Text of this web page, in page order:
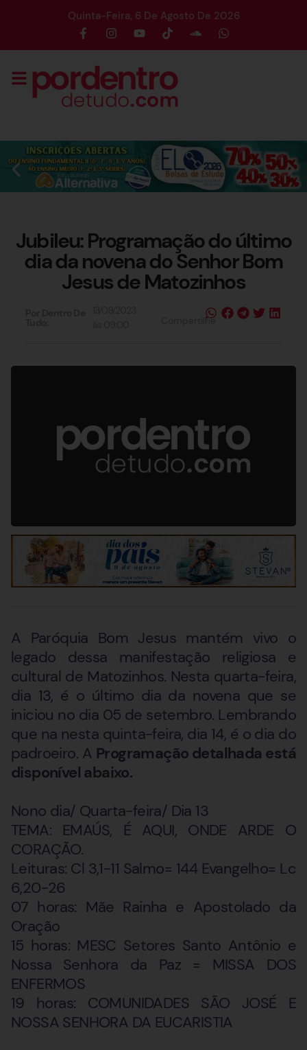
Quinta-Feira, 6 De Agosto De 2026
Jubileu: Programação do último
dia da novena do Senhor Bom
Jesus de Matozinhos
Compartilhe
A Paróquia Bom Jesus mantém vivo o
legado dessa manifestação religiosa e
cultural de Matozinhos. Nesta quarta-feira,
dia 13, é o último dia da novena que se
iniciou no dia 05 de setembro. Lembrando
que na nesta quinta-feira, dia 14, é o dia do
padroeiro. A Programação detalhada está
disponível abaixo.
Nono dia/ Quarta-feira/ Dia 13
TEMA: EMAÚS, É AQUI, ONDE ARDE O
CORAÇÃO.
Leituras: Cl 3,1-11 Salmo= 144 Evangelho= Lc
6,20-26
07 horas: Mãe Rainha e Apostolado da
Oração
15 horas: MESC Setores Santo Antônio e
Nossa Senhora da Paz = MISSA DOS
ENFERMOS
19 horas: COMUNIDADES SÃO JOSÉ E
NOSSA SENHORA DA EUCARISTIA